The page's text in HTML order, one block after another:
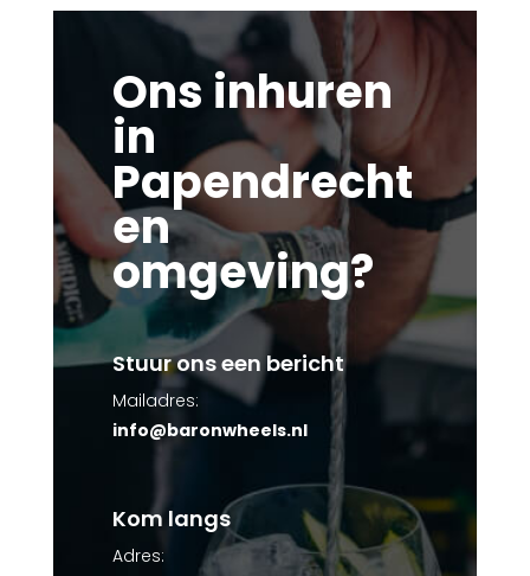
Ons inhuren
in
Papendrecht
en
omgeving?
Stuur ons een bericht
Mailadres:
info@baronwheels.nl
Kom langs
Adres: